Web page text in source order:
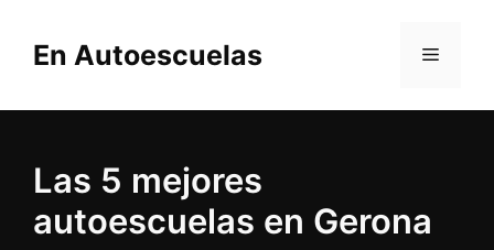
En Autoescuelas MENÚ
Las 5 mejores
autoescuelas en Gerona